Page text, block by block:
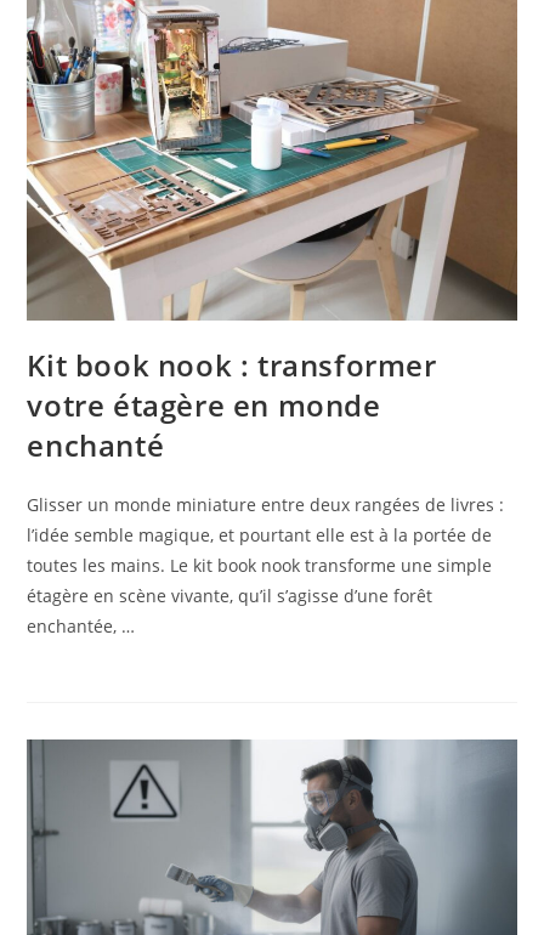
Kit book nook : transformer
votre étagère en monde
enchanté
Glisser un monde miniature entre deux rangées de livres :
l’idée semble magique, et pourtant elle est à la portée de
toutes les mains. Le kit book nook transforme une simple
étagère en scène vivante, qu’il s’agisse d’une forêt
enchantée, …